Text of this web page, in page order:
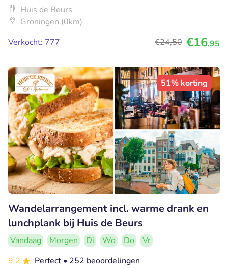
Huis de Beurs
Groningen (0km)
Verkocht: 777
€24,50 €16,95
51% korting
Wandelarrangement incl. warme drank en
lunchplank bij Huis de Beurs
Vandaag Morgen Di Wo Do
Vr
9.2
Perfect • 252 beoordelingen